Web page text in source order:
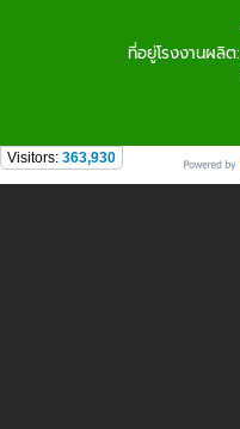
ที่อยู่โรงงานผลิต:
Visitors: 363,930